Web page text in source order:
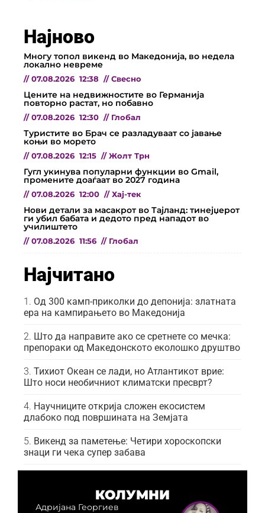
Најново
Многу топол викенд во Македонија, во недела
локално невреме
// 07.08.2026 12:38 // Свесно
Цените на недвижностите во Германија
повторно растат, но побавно
// 07.08.2026 12:30 // Глобал
Туристите во Брач се разладуваат со јавање
коњи во морето
// 07.08.2026 12:15 // Жолт Трн
Гугл укинува популарни функции во Gmail,
промените доаѓаат во 2027 година
// 07.08.2026 12:00 // Хај-тек
Нови детали за масакрот во Тајланд: тинејџерот
ги убил бабата и дедото пред нападот во
училиштето
// 07.08.2026 11:56 // Глобал
Најчитано
Од 300 камп-приколки до депонија: златната
ера на кампирањето во Македонија
Што да направите ако се сретнете со мечка:
препораки од Македонското еколошко друштво
Тихиот Океан се лади, но Атлантикот врие:
Што носи необичниот климатски пресврт?
Научниците открија сложен екосистем
длабоко под површината на Земјата
Викенд за паметење: Четири хороскопски
знаци ги чека супер забава
КОЛУМНИ
Адријана Георгиев